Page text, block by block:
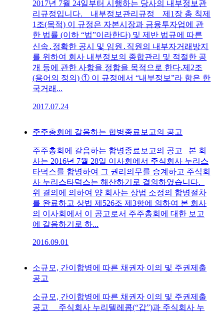
2017년 7월 24일부터 시행하는 당사의 내부정보관
리규정입니다. 내부정보관리규정 제1장 총 칙제
1조(목적) 이 규정은 자본시장과 금융투자업에 관
한 법률 (이하 “법”이라한다) 및 제반 법규에 따른
신속․정확한 공시 및 임원․직원의 내부자거래방지
를 위하여 회사 내부정보의 종합관리 및 적절한 공
개 등에 관한 사항을 정함을 목적으로 한다.제2조
(용어의 정의) ① 이 규정에서 “내부정보”라 함은 한
국거래...
2017.07.24
주주총회에 갈음하는 합병종료보고의 공고
주주총회에 갈음하는 합병종료보고의 공고 본 회
사는 2016년 7월 28일 이사회에서 주식회사 누리스
타덕스를 합병하여 그 권리의무를 승계하고 주식회
사 누리스타덕스는 해산하기로 결의하였습니다.
위 결의에 의하여 양 회사는 상법 소정의 합병절차
를 완료하고 상법 제526조 제3항에 의하여 본 회사
의 이사회에서 이 공고로서 주주총회에 대한 보고
에 갈음하기로 하...
2016.09.01
소규모, 간이합병에 따른 채권자 이의 및 주권제출
공고
소규모, 간이합병에 따른 채권자 이의 및 주권제출
공고 주식회사 누리텔레콤(“갑”)과 주식회사 누